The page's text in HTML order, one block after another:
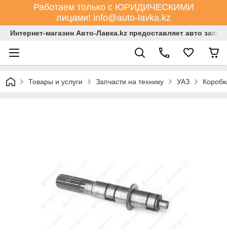
Работаем только с ЮРИДИЧЕСКИМИ
лицами! info@auto-lavka.kz
Интернет-магазин Авто-Лавка.kz предоставляет авто
Товары и услуги Запчасти на технику УАЗ